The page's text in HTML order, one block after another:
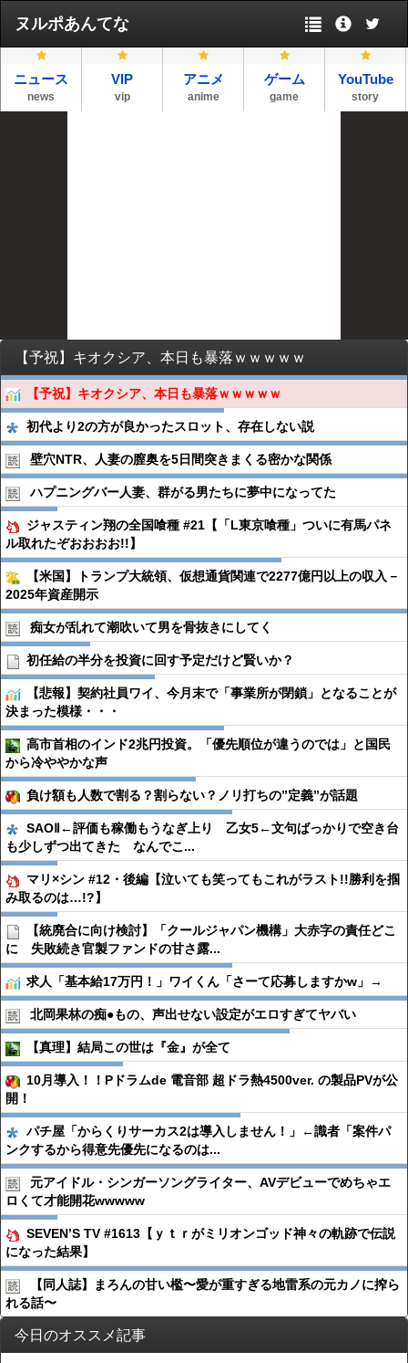
ヌルポあんてな
ニュース
news
VIP
vip
アニメ
anime
ゲーム
game
YouTube
story
【予祝】キオクシア、本日も暴落ｗｗｗｗｗ
【予祝】キオクシア、本日も暴落ｗｗｗｗｗ
初代より2の方が良かったスロット、存在しない説
壁穴NTR、人妻の膣奥を5日間突きまくる密かな関係
ハプニングバー人妻、群がる男たちに夢中になってた
ジャスティン翔の全国喰種 #21【「L東京喰種」ついに有馬パネ
ル取れたぞおおおお!!】
【米国】トランプ大統領、仮想通貨関連で2277億円以上の収入－
2025年資産開示
痴女が乱れて潮吹いて男を骨抜きにしてく
初任給の半分を投資に回す予定だけど賢いか？
【悲報】契約社員ワイ、今月末で「事業所が閉鎖」となることが
決まった模様・・・
高市首相のインド2兆円投資。「優先順位が違うのでは」と国民
から冷ややかな声
負け額も人数で割る？割らない？ノリ打ちの”定義”が話題
SAOⅡ←評価も稼働もうなぎ上り 乙女5←文句ばっかりで空き台
も少しずつ出てきた なんでこ...
マリ×シン #12・後編【泣いても笑ってもこれがラスト!!勝利を掴
み取るのは…!?】
【統廃合に向け検討】「クールジャパン機構」大赤字の責任どこ
に 失敗続き官製ファンドの甘さ露...
求人「基本給17万円！」ワイくん「さーて応募しますかw」→
北岡果林の痴●︎もの、声出せない設定がエロすぎてヤバい
【真理】結局この世は『金』が全て
10月導入！！Pドラムde 電音部 超ドラ熱4500ver. の製品PVが公
開！
パチ屋「からくりサーカス2は導入しません！」←識者「案件パ
ンクするから得意先優先になるのは...
元アイドル・シンガーソングライター、AVデビューでめちゃエ
ロくて才能開花wwwww
SEVEN’S TV #1613【ｙｔｒがミリオンゴッド神々の軌跡で伝説
になった結果】
【同人誌】まろんの甘い檻〜愛が重すぎる地雷系の元カノに搾ら
れる話〜
今日のオススメ記事